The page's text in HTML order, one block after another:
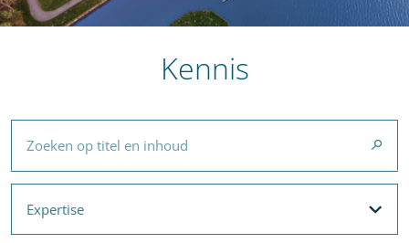
Kennis
Zoeken op titel en inhoud
Expertise
Expertise
Filteropties
Met filters voor
Expertise
en
Thema's